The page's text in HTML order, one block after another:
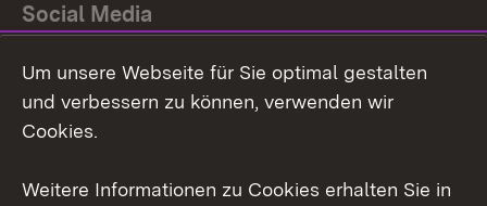
Social Media
Facebook
Um unsere Webseite für Sie optimal gestalten
und verbessern zu können, verwenden wir
Cookies.
Weitere Informationen zu Cookies erhalten Sie in